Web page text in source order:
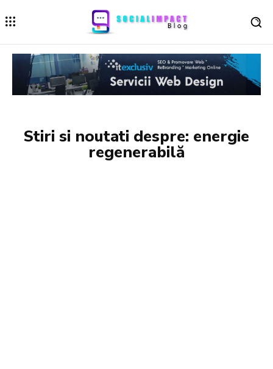
Stiri si noutati despre: energie
regenerabilă